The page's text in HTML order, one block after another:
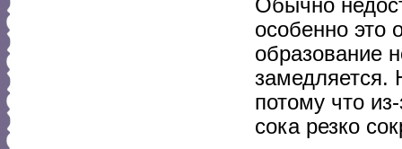
Обычно
особенно это
образование
замедляется.
потому что
сока резко